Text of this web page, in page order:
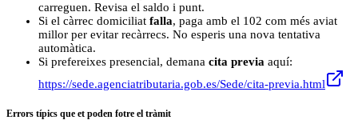
carreguen. Revisa el saldo i punt.
Si el càrrec domiciliat falla, paga amb el 102 com més aviat
millor per evitar recàrrecs. No esperis una nova tentativa
automàtica.
Si prefereixes presencial, demana cita previa aquí:
https://sede.agenciatributaria.gob.es/Sede/cita-previa.html
Errors típics que et poden fotre el tràmit